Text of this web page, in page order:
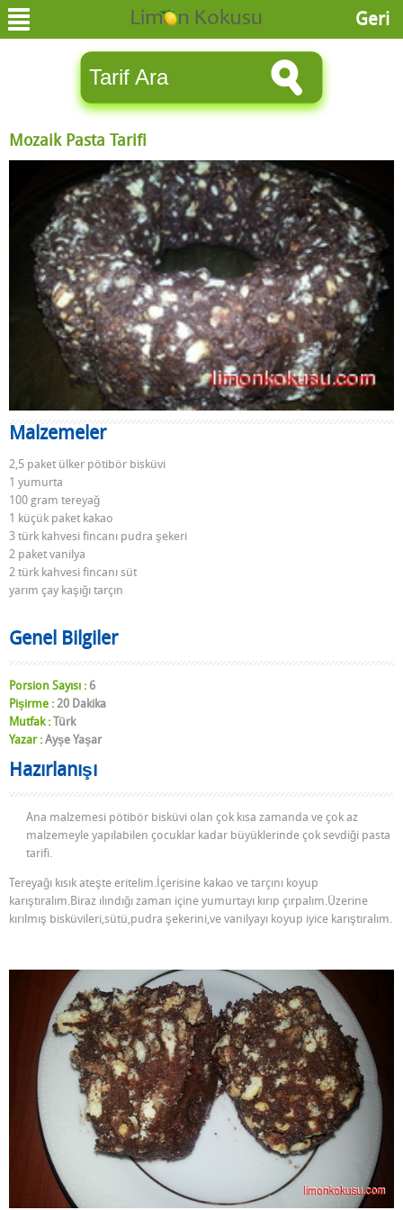
Geri
Mozaik Pasta Tarifi
Malzemeler
2,5 paket ülker pötibör bisküvi
1 yumurta
100 gram tereyağ
1 küçük paket kakao
3 türk kahvesi fincanı pudra şekeri
2 paket vanilya
2 türk kahvesi fincanı süt
yarım çay kaşığı tarçın
Genel Bilgiler
Porsion Sayısı : 6
Pişirme : 20 Dakika
Mutfak : Türk
Yazar : Ayşe Yaşar
Hazırlanışı
Ana malzemesi pötibör bisküvi olan çok kısa zamanda ve çok az
malzemeyle yapılabilen çocuklar kadar büyüklerinde çok sevdiği pasta
tarifi.
Tereyağı kısık ateşte eritelim.İçerisine kakao ve tarçını koyup
karıştıralım.Biraz ılındığı zaman içine yumurtayı kırıp çırpalım.Üzerine
kırılmış bisküvileri,sütü,pudra şekerini,ve vanilyayı koyup iyice karıştıralım.